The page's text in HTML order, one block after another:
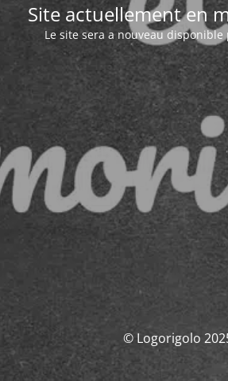
Site actuellement en
Le site sera a nouveau
© Logorigolo